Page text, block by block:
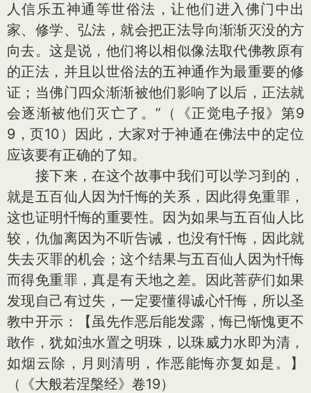
人信乐五神通等世俗法，让他们进入佛门中出
家、修学、弘法，就会把正法导向渐渐灭没的方
向去。这是说，他们将以相似像法取代佛教原有
的正法，并且以世俗法的五神通作为最重要的修
证；当佛门四众渐渐被他们影响了以后，正法就
会逐渐被他们灭亡了。”（《正觉电子报》第9
9，页10）因此，大家对于神通在佛法中的定位
应该要有正确的了知。
接下来，在这个故事中我们可以学习到的，
就是五百仙人因为忏悔的关系，因此得免重罪，
这也证明忏悔的重要性。因为如果与五百仙人比
较，仇伽离因为不听告诫，也没有忏悔，因此就
失去灭罪的机会；这个结果与五百仙人因为忏悔
而得免重罪，真是有天地之差。因此菩萨们如果
发现自己有过失，一定要懂得诚心忏悔，所以圣
教中开示：【虽先作恶后能发露，悔已惭愧更不
敢作，犹如浊水置之明珠，以珠威力水即为清，
如烟云除，月则清明，作恶能悔亦复如是。】
（《大般若涅槃经》卷19）